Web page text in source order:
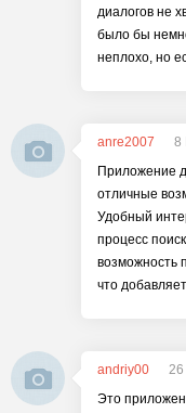
диалогов не
было бы
неплохо, но
anre2007
8
Приложение
отличные
Удобный
процесс
возможность
что
andriy00
26
Это